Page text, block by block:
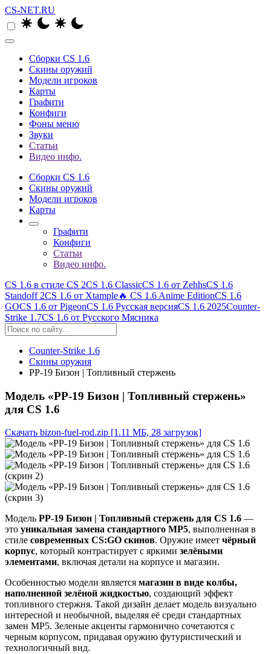
CS-NET.RU
Сборки CS 1.6
Скины оружий
Модели игроков
Карты
Графити
Конфиги
Фоны меню
Звуки
Статьи
Видео инфо.
Сборки CS 1.6
Скины оружий
Модели игроков
Карты
Графити
Конфиги
Статьи
Видео инфо.
CS 1.6 в стиле CS 2CS 1.6 ClassicCS 1.6 от ZehhsCS 1.6
Standoff 2CS 1.6 от Xtample🔥 CS 1.6 Anime EditionCS 1.6
GOCS 1.6 от PigeonCS 1.6 Русская версияCS 1.6 2025Counter-
Strike 1.7CS 1.6 от Русского Мясника
Counter-Strike 1.6
Скины оружия
PP-19 Бизон | Топливный стержень
Модель «PP-19 Бизон | Топливный стержень»
для CS 1.6
Скачать bizon-fuel-rod.zip [1.11 МБ, 28 загрузок]
Модель PP-19 Бизон | Топливный стержень для CS 1.6 —
это уникальная замена стандартного MP5, выполненная в
стиле современных CS:GO скинов. Оружие имеет чёрный
корпус, который контрастирует с яркими зелёными
элементами, включая детали на корпусе и магазин.
Особенностью модели является магазин в виде колбы,
наполненной зелёной жидкостью, создающий эффект
топливного стержня. Такой дизайн делает модель визуально
интересной и необычной, выделяя её среди стандартных
замен MP5. Зеленые акценты гармонично сочетаются с
черным корпусом, придавая оружию футуристический и
технологичный вид.